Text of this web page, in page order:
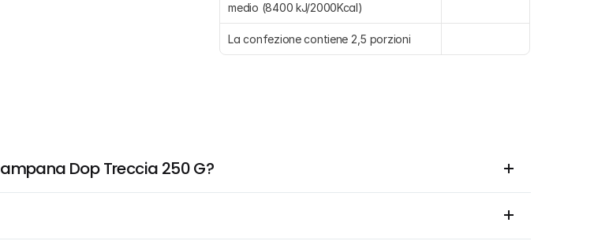
medio (8400 kJ/2000Kcal)
La confezione contiene 2,5 porzioni
Dop Treccia 250 G?